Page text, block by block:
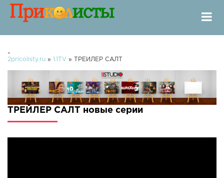
-
2pricolisty.ru » 1.1TV » ТРЕЙЛЕР САЛТ
ТРЕЙЛЕР САЛТ новые серии